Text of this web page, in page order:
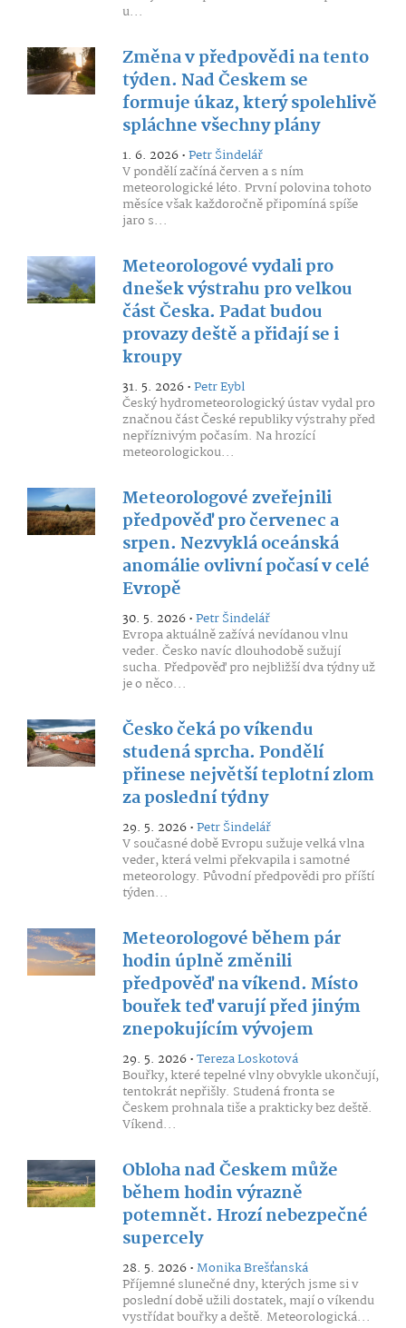
u...
Změna v předpovědi na tento
týden. Nad Českem se
formuje úkaz, který spolehlivě
spláchne všechny plány
1. 6. 2026 •Petr Šindelář
V pondělí začíná červen a s ním
meteorologické léto. První polovina tohoto
měsíce však každoročně připomíná spíše
jaro s...
Meteorologové vydali pro
dnešek výstrahu pro velkou
část Česka. Padat budou
provazy deště a přidají se i
kroupy
31. 5. 2026 •Petr Eybl
Český hydrometeorologický ústav vydal pro
značnou část České republiky výstrahy před
nepříznivým počasím. Na hrozící
meteorologickou...
Meteorologové zveřejnili
předpověď pro červenec a
srpen. Nezvyklá oceánská
anomálie ovlivní počasí v celé
Evropě
30. 5. 2026 •Petr Šindelář
Evropa aktuálně zažívá nevídanou vlnu
veder. Česko navíc dlouhodobě sužují
sucha. Předpověď pro nejbližší dva týdny už
je o něco...
Česko čeká po víkendu
studená sprcha. Pondělí
přinese největší teplotní zlom
za poslední týdny
29. 5. 2026 •Petr Šindelář
V současné době Evropu sužuje velká vlna
veder, která velmi překvapila i samotné
meteorology. Původní předpovědi pro příští
týden...
Meteorologové během pár
hodin úplně změnili
předpověď na víkend. Místo
bouřek teď varují před jiným
znepokujícím vývojem
29. 5. 2026 •Tereza Loskotová
Bouřky, které tepelné vlny obvykle ukončují,
tentokrát nepřišly. Studená fronta se
Českem prohnala tiše a prakticky bez deště.
Víkend...
Obloha nad Českem může
během hodin výrazně
potemnět. Hrozí nebezpečné
supercely
28. 5. 2026 •Monika Brešťanská
Příjemné slunečné dny, kterých jsme si v
poslední době užili dostatek, mají o víkendu
vystřídat bouřky a deště. Meteorologická...